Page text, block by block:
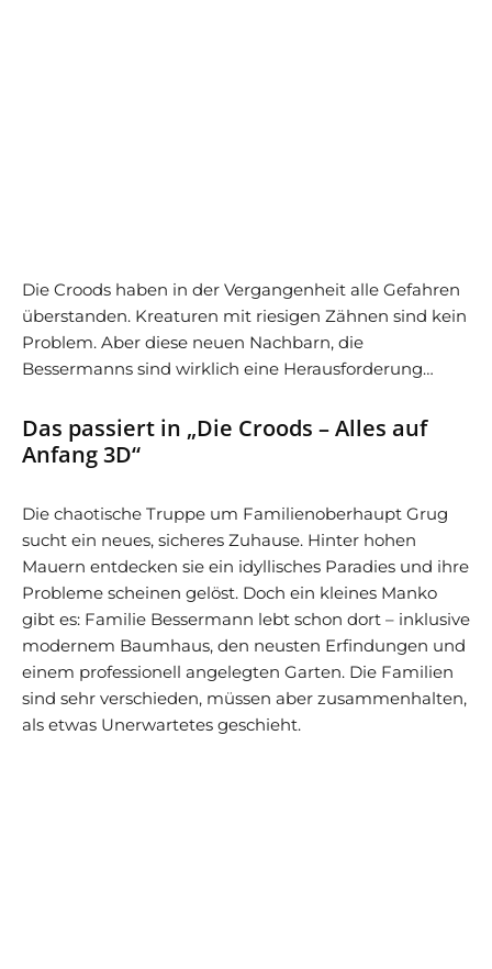
Die Croods haben in der Vergangenheit alle Gefahren
überstanden. Kreaturen mit riesigen Zähnen sind kein
Problem. Aber diese neuen Nachbarn, die
Bessermanns sind wirklich eine Herausforderung…
Das passiert in „Die Croods – Alles auf
Anfang 3D“
Die chaotische Truppe um Familienoberhaupt Grug
sucht ein neues, sicheres Zuhause. Hinter hohen
Mauern entdecken sie ein idyllisches Paradies und ihre
Probleme scheinen gelöst. Doch ein kleines Manko
gibt es: Familie Bessermann lebt schon dort – inklusive
modernem Baumhaus, den neusten Erfindungen und
einem professionell angelegten Garten. Die Familien
sind sehr verschieden, müssen aber zusammenhalten,
als etwas Unerwartetes geschieht.